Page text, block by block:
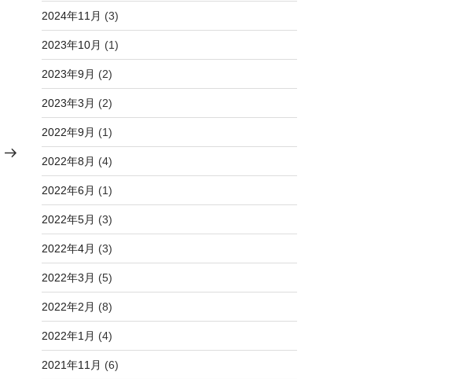
の
2024年11月 (3)
2023年10月 (1)
2023年9月 (2)
2023年3月 (2)
2022年9月 (1)
2022年8月 (4)
2022年6月 (1)
2022年5月 (3)
2022年4月 (3)
2022年3月 (5)
2022年2月 (8)
2022年1月 (4)
2021年11月 (6)